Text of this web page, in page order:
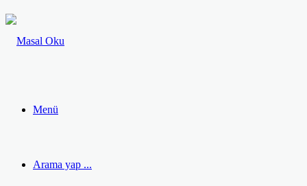
Menü
Arama yap ...